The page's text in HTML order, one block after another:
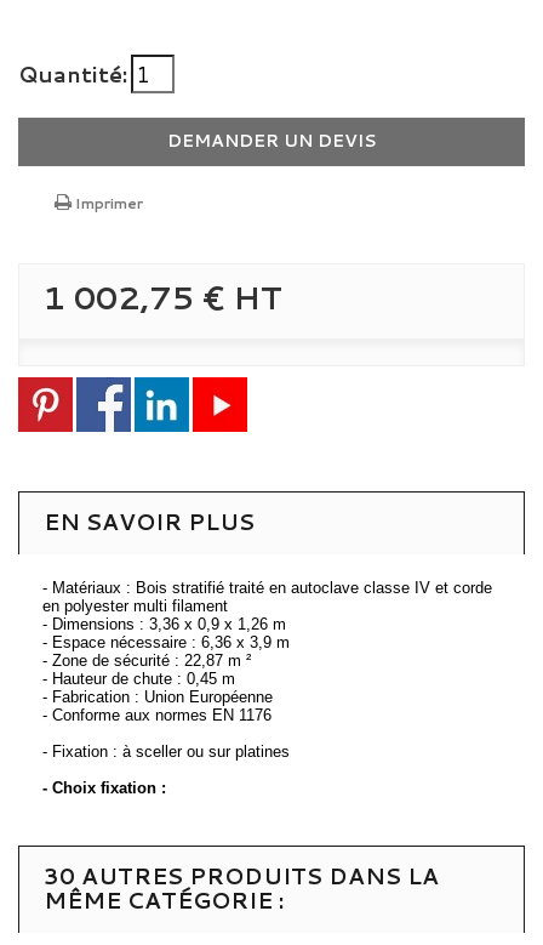
Quantité:
DEMANDER UN DEVIS
Imprimer
1 002,75 € HT
EN SAVOIR PLUS
- Matériaux : Bois stratifié traité en autoclave classe IV et corde
en polyester multi filament
- Dimensions : 3,36 x 0,9 x 1,26 m
- Espace nécessaire : 6,36 x 3,9 m
- Zone de sécurité : 22,87 m ²
- Hauteur de chute : 0,45 m
- Fabrication : Union Européenne
- Conforme aux normes EN 1176
- Fixation : à sceller ou sur platines
- Choix fixation :
30 AUTRES PRODUITS DANS LA
MÊME CATÉGORIE :